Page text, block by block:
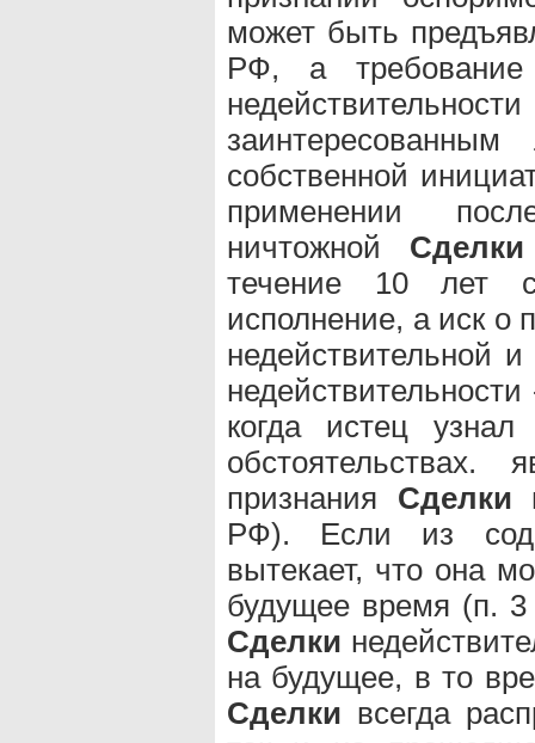
может быть
РФ, а требование
собственной
применении
ничтожной Сделки
течение 10 лет
исполнение, а иск о
недействительной
когда истец
признания Сделки
РФ). Если из
вытекает, что она
будущее время (п.
Сделки
на будущее, в то
Сделки всегда